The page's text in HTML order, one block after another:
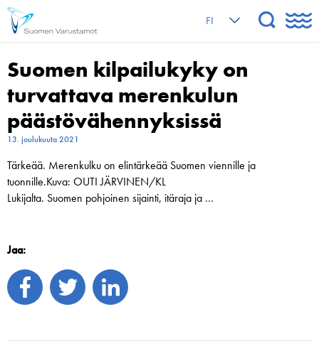
FI
Suomen kilpailukyky on
turvattava merenkulun
päästövähennyksissä
13. joulukuuta 2021
Tärkeää. Merenkulku on elintärkeää Suomen viennille ja
tuonnille.Kuva: OUTI JÄRVINEN/KL
Lukijalta. Suomen pohjoinen sijainti, itäraja ja …
Jaa: